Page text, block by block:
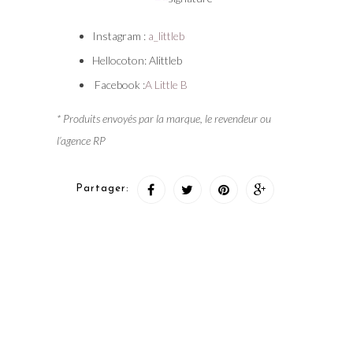
Instagram : a_littleb
Hellocoton: Alittleb
Facebook :A Little B
* Produits envoyés par la marque, le revendeur ou
l’agence RP
Partager: